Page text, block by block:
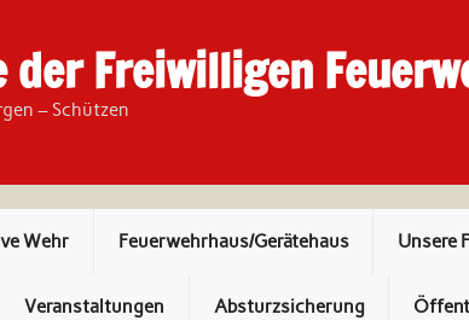
der Freiwilligen
– Schützen
Wehr Feuerwehrhaus/Gerätehaus Unsere
Veranstaltungen Absturzsicherung